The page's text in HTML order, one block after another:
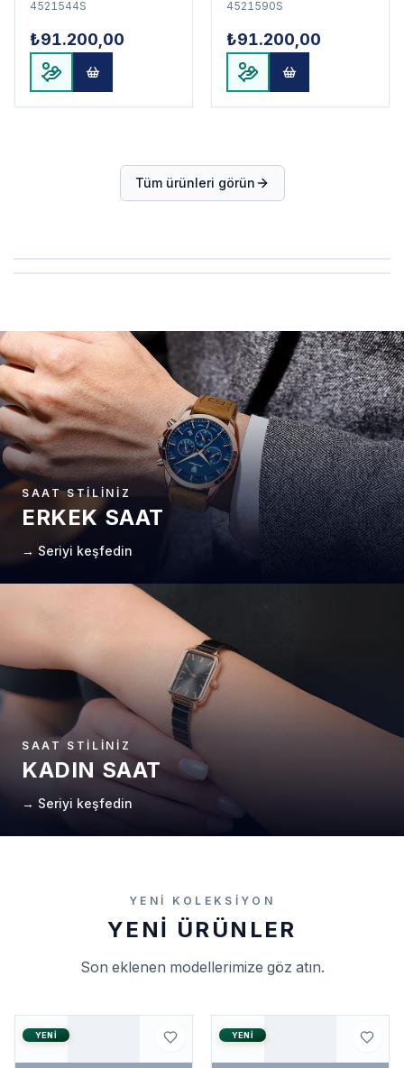
4521544S
₺91.200,00
4521590S
₺91.200,00
Tüm ürünleri görün
SAAT STILINIZ
ERKEK SAAT
→ Seriyi keşfedin
SAAT STILINIZ
KADIN SAAT
→ Seriyi keşfedin
YENI KOLEKSIYON
YENI ÜRÜNLER
Son eklenen modellerimize göz atın.
YENI YENI